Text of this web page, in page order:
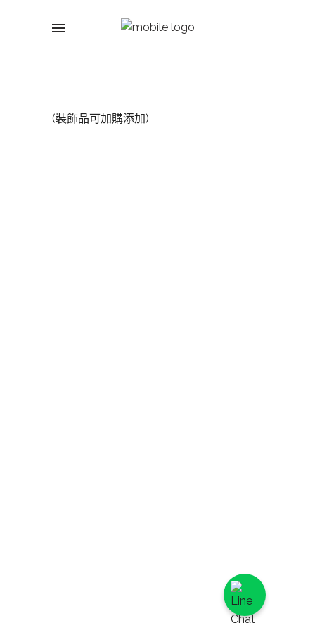
(裝飾品可加購添加)